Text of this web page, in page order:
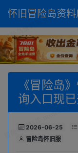
怀旧冒险岛资料
《冒险岛
询入口现
2026-06-25
冒险岛怀旧服